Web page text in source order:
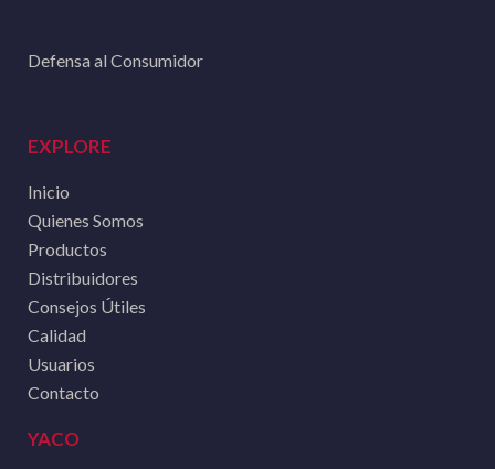
Defensa al Consumidor
EXPLORE
Inicio
Quienes Somos
Productos
Distribuidores
Consejos Útiles
Calidad
Usuarios
Contacto
YACO